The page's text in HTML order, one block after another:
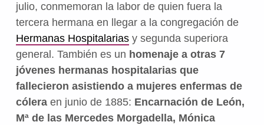
julio, conmemoran la labor de quien fuera la
tercera hermana en llegar a la congregación de
Hermanas Hospitalariasy segunda superiora
general. También es un homenaje a otras 7
jóvenes hermanas hospitalarias que
fallecieron asistiendo a mujeres enfermas de
cóleraen junio de 1885: Encarnación de León,
Mª de las Mercedes Morgadella, Mónica